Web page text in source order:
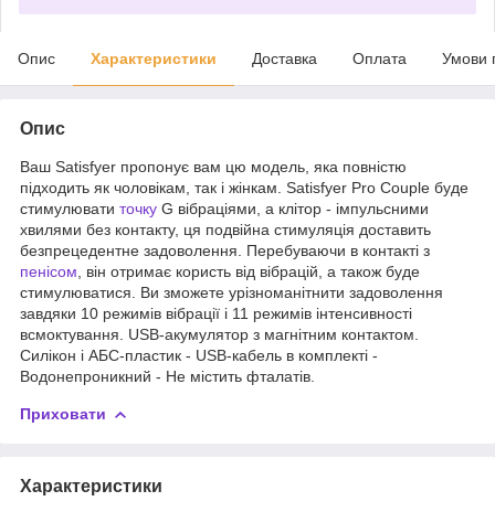
Опис Характеристики Доставка Оплата Умови
Опис
Ваш Satisfyer пропонує вам цю модель, яка повністю
підходить як чоловікам, так і жінкам. Satisfyer Pro Couple буде
стимулювати точку G вібраціями, а клітор - імпульсними
хвилями без контакту, ця подвійна стимуляція доставить
безпрецедентне задоволення. Перебуваючи в контакті з
пенісом , він отримає користь від вібрацій, а також буде
стимулюватися. Ви зможете урізноманітнити задоволення
завдяки 10 режимів вібрації і 11 режимів інтенсивності
всмоктування. USB-акумулятор з магнітним контактом.
Силікон і АБС-пластик - USB-кабель в комплекті -
Водонепроникний - Не містить фталатів.
Приховати
Характеристики